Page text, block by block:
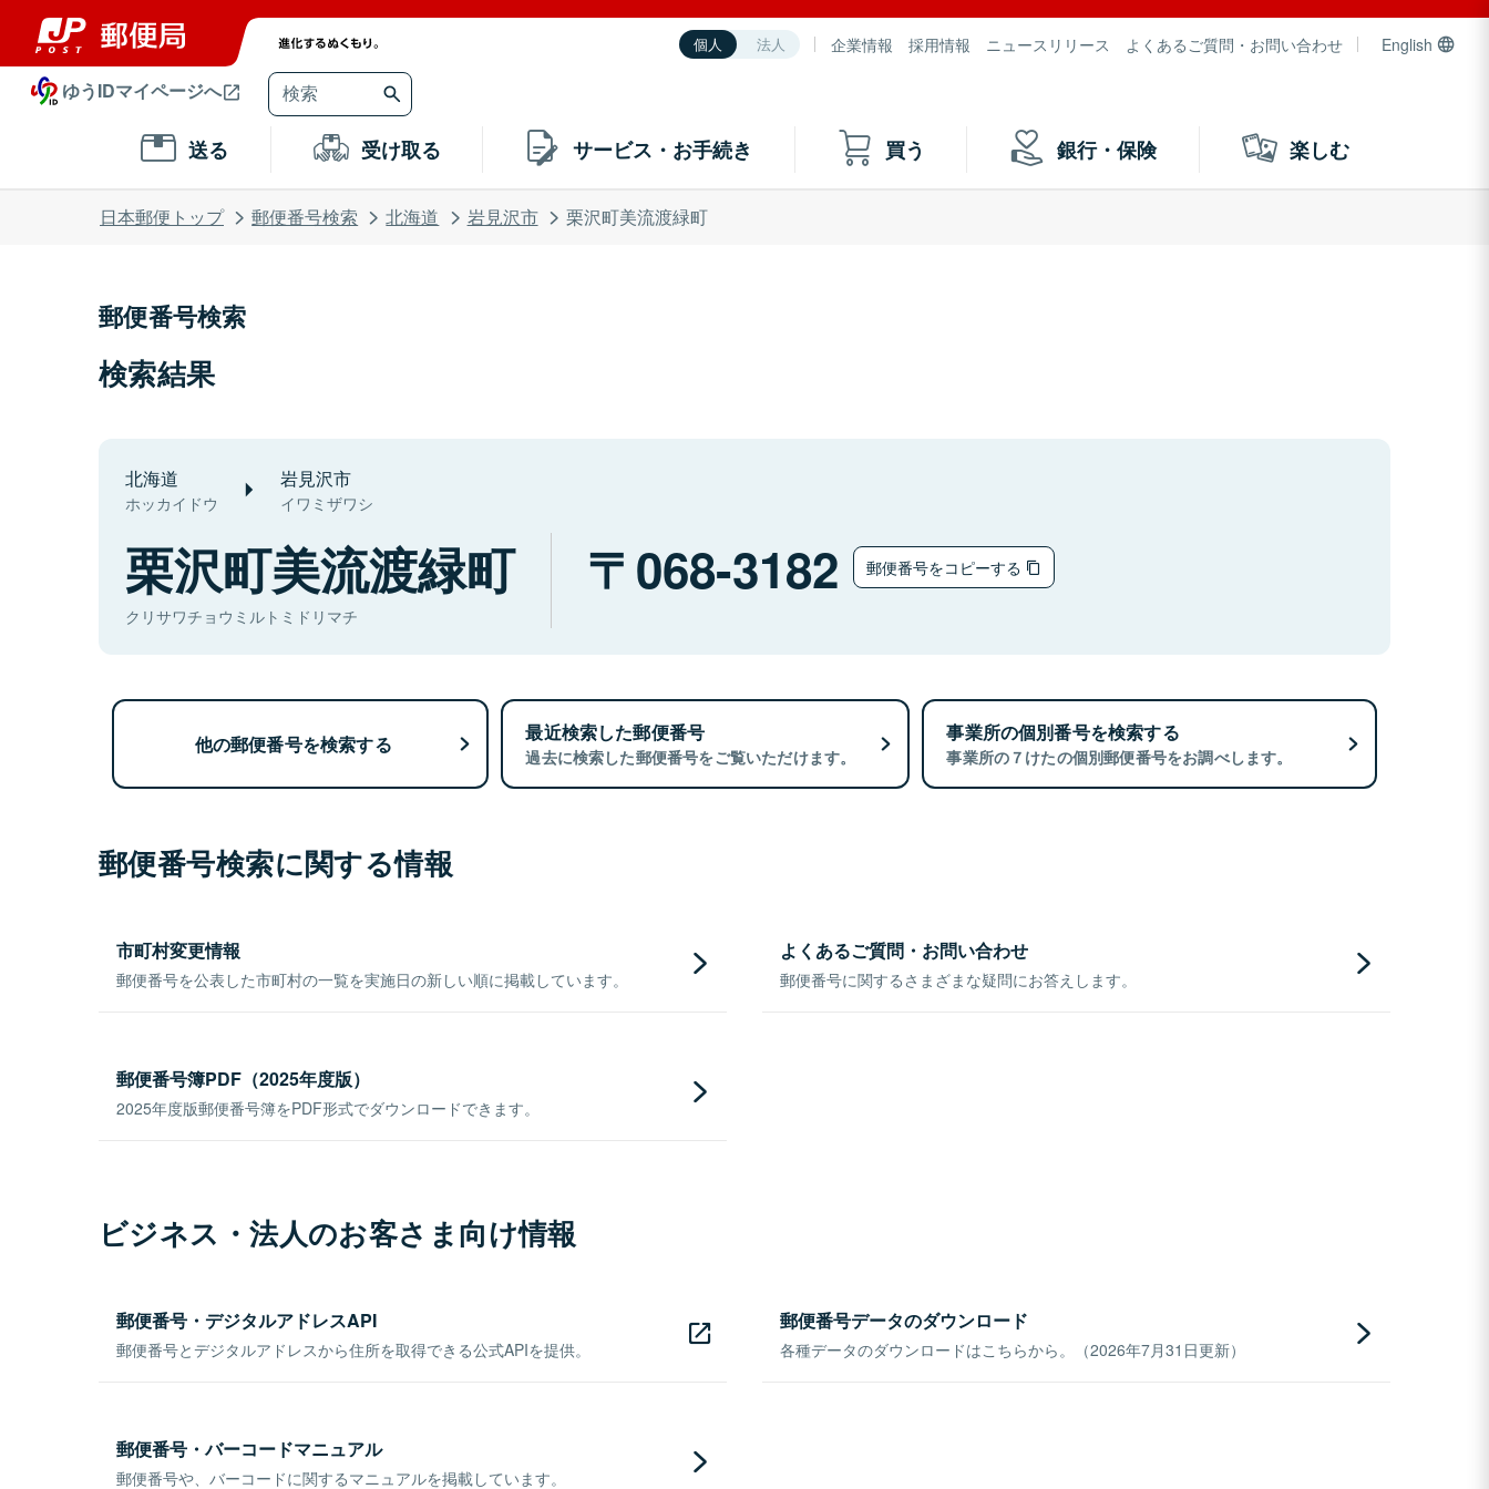
個人 法人 企業情報 採用情報 ニュースリリース よくあるご質問・お問い合わせ English
ゆうIDマイページへ
送る 受け取る サービス・お手続き 買う 銀行・保険 楽しむ
日本郵便トップ 郵便番号検索 北海道 岩見沢市 栗沢町美流渡緑町
郵便番号検索
検索結果
北海道
ホッカイドウ
岩見沢市
イワミザワシ
栗沢町美流渡緑町
クリサワチョウミルトミドリマチ
068-3182 郵便番号をコピーする
他の郵便番号を検索する 最近検索した郵便番号
過去に検索した郵便番号をご覧いただけます。
事業所の個別番号を検索する
事業所の７けたの個別郵便番号をお調べします。
郵便番号検索に関する情報
市町村変更情報
郵便番号を公表した市町村の一覧を実施日の新しい順に掲載しています。
よくあるご質問・お問い合わせ
郵便番号に関するさまざまな疑問にお答えします。
郵便番号簿PDF（2025年度版）
2025年度版郵便番号簿をPDF形式でダウンロードできます。
ビジネス・法人のお客さま向け情報
郵便番号・デジタルアドレスAPI
郵便番号とデジタルアドレスから住所を取得できる公式APIを提供。
郵便番号データのダウンロード
各種データのダウンロードはこちらから。（2026年7月31日更新）
郵便番号・バーコードマニュアル
郵便番号や、バーコードに関するマニュアルを掲載しています。